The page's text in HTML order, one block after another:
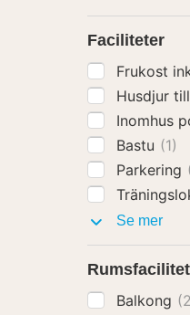
Faciliteter
Frukost
Husdjur
Inomhus
Bastu (1)
Parkering
Se mer
Balkong